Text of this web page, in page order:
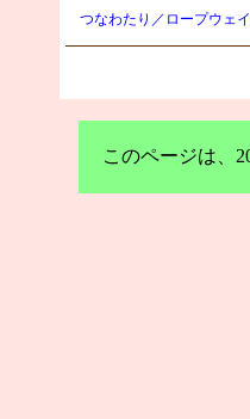
つなわたり／ロープウェ
このページは、